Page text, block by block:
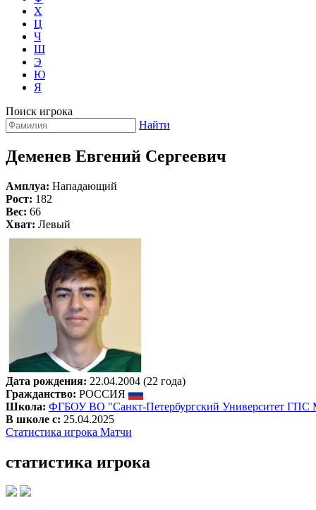
Х
Ц
Ч
Ш
Э
Ю
Я
Поиск игрока
Найти
Деменев Евгений Сергеевич
Амплуа: Нападающий
Рост: 182
Вес: 66
Хват: Левый
Дата рождения: 22.04.2004 (22 года)
Гражданство: РОССИЯ
Школа: ФГБОУ ВО "Санкт-Петербургский Университет ГПС
В школе с: 25.04.2025
Статистика игрока Матчи
статистика игрока